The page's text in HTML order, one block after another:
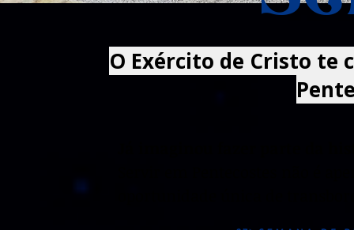
O Exército de Cristo te